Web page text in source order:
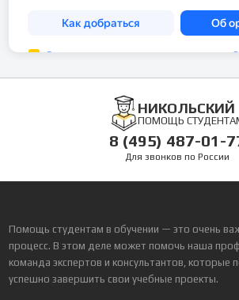
НИКОЛЬСКИЙ
ПОМОЩЬ
8 (495) 487-01-
Для звонков по России
Помощь студентам в обучении — это очень
процесс. В этом деле может помочь наша
команда экспертов и консультантов, которые
успешно завершить свои учебные проекты.